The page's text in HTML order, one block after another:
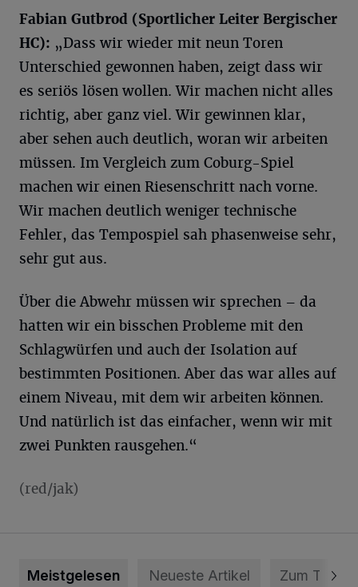
Fabian Gutbrod (Sportlicher Leiter Bergischer
HC): „Dass wir wieder mit neun Toren
Unterschied gewonnen haben, zeigt dass wir
es seriös lösen wollen. Wir machen nicht alles
richtig, aber ganz viel. Wir gewinnen klar,
aber sehen auch deutlich, woran wir arbeiten
müssen. Im Vergleich zum Coburg-Spiel
machen wir einen Riesenschritt nach vorne.
Wir machen deutlich weniger technische
Fehler, das Tempospiel sah phasenweise sehr,
sehr gut aus.
Über die Abwehr müssen wir sprechen – da
hatten wir ein bisschen Probleme mit den
Schlagwürfen und auch der Isolation auf
bestimmten Positionen. Aber das war alles auf
einem Niveau, mit dem wir arbeiten können.
Und natürlich ist das einfacher, wenn wir mit
zwei Punkten rausgehen.“
(red/jak)
Meistgelesen Neueste Artikel Zum Thema